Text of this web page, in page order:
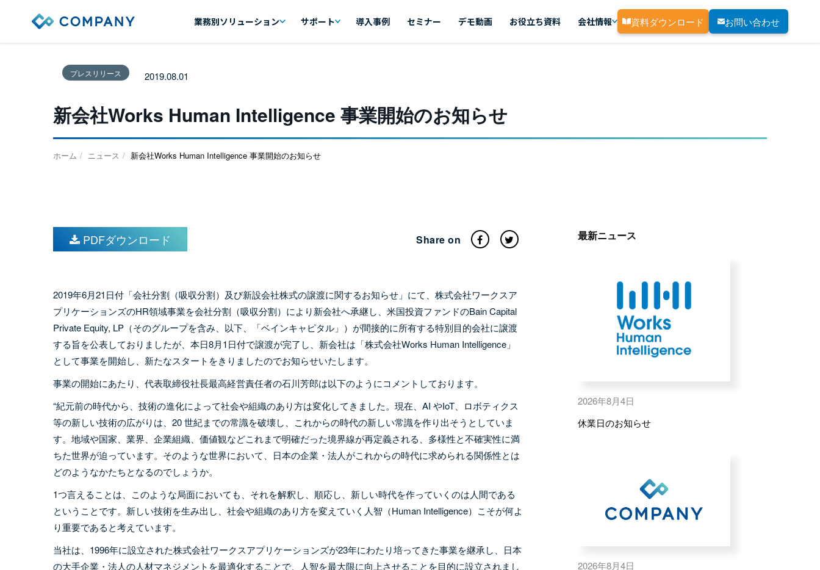
業務別ソリューション サポート 導入事例 セミナー デモ動画 お役立ち資料 会社情報 資料ダウンロード お問い合わせ
プレスリリース 2019.08.01
新会社Works Human Intelligence 事業開始のお知らせ
ホーム ニュース 新会社Works Human Intelligence 事業開始のお知らせ
PDFダウンロード Share on
2019年6月21日付「会社分割（吸収分割）及び新設会社株式の譲渡に関するお知らせ」にて、株式会社ワークスア
プリケーションズのHR領域事業を会社分割（吸収分割）により新会社へ承継し、米国投資ファンドのBain Capital
Private Equity, LP（そのグループを含み、以下、「ベインキャピタル」）が間接的に所有する特別目的会社に譲渡
する旨を公表しておりましたが、本日8月1日付で譲渡が完了し、新会社は「株式会社Works Human Intelligence」
として事業を開始し、新たなスタートをきりましたのでお知らせいたします。
事業の開始にあたり、代表取締役社長最高経営責任者の石川芳郎は以下のようにコメントしております。
“紀元前の時代から、技術の進化によって社会や組織のあり方は変化してきました。現在、AI やIoT、ロボティクス
等の新しい技術の広がりは、20 世紀までの常識を破壊し、これからの時代の新しい常識を作り出そうとしていま
す。地域や国家、業界、企業組織、価値観などこれまで明確だった境界線が再定義される、多様性と不確実性に満
ちた世界が迫っています。そのような世界において、日本の企業・法人がこれからの時代に求められる関係性とは
どのようなかたちとなるのでしょうか。
1つ言えることは、このような局面においても、それを解釈し、順応し、新しい時代を作っていくのは人間である
ということです。新しい技術を生み出し、社会や組織のあり方を変えていく人智（Human Intelligence）こそが何よ
り重要であると考えています。
当社は、1996年に設立された株式会社ワークスアプリケーションズが23年にわたり培ってきた事業を継承し、日本
の大手企業・法人の人材マネジメントを最適化することで、人智を最大限に向上させることを目的に設立されまし
最新ニュース
2026年8月4日
休業日のお知らせ
2026年8月4日